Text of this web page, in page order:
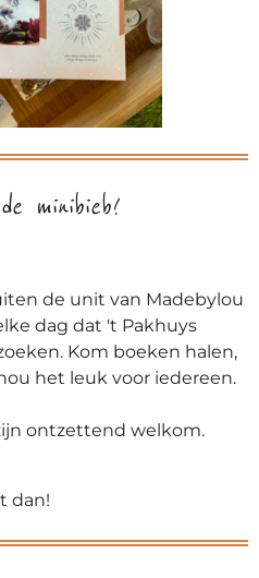
minibieb!
de unit van Madebylou
dag dat 't Pakhuys
Kom boeken halen,
het leuk voor iedereen.
ontzettend welkom.
dan!